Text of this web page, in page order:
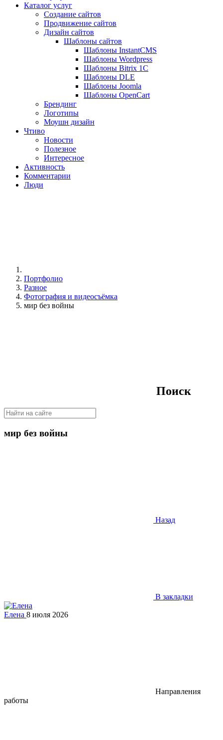
Каталог услуг
Создание сайтов
Продвижение сайтов
Дизайн сайтов
Шаблоны сайтов
Шаблоны InstantCMS
Шаблоны Wordpress
Шаблоны Bitrix 1C
Шаблоны DLE
Шаблоны Joomla
Шаблоны OpenCart
Брендинг
Логотипы
Моушн дизайн
Чтиво
Новости
Полезное
Интересное
Активность
Комментарии
Люди
Портфолио
Разное
Фотография и видеосъёмка
мир без войны
Поиск
мир без войны
Назад
В закладки
Елена 8 июля 2026
Направления
работы